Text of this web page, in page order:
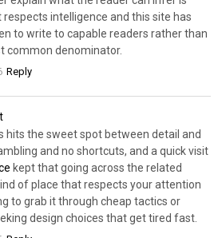
intelligence and this site has
to write to capable readers rather than
common denominator.
Reply
hits the sweet spot between detail and
and no shortcuts, and a quick visit
kept that going across the related
of place that respects your attention
to grab it through cheap tactics or
design choices that get tired fast.